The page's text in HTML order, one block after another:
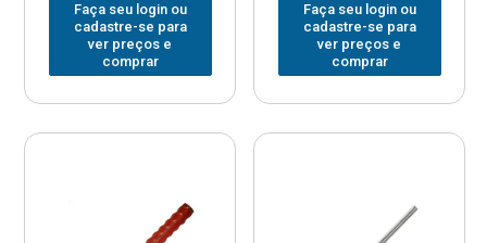
Faça seu login ou
cadastre-se para
ver preços e
comprar
Faça seu login ou
cadastre-se para
ver preços e
comprar